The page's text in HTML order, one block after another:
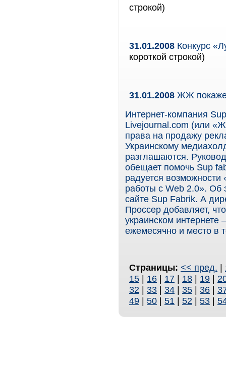
строкой)
31.01.2008 Конкурс
короткой строкой)
31.01.2008 ЖЖ
Интернет-компания
Livejournal.com (или
права на продажу
Украинскому
разглашаются.
обещает помочь Sup
радуется возможности
работы с Web 2.0». Об
сайте Sup Fabrik. А
Проссер добавляет,
украинском
ежемесячно и место в
Страницы: << пред. |
15 | 16 | 17 | 18 | 19 |
32 | 33 | 34 | 35 | 36 |
49 | 50 | 51 | 52 | 53 |